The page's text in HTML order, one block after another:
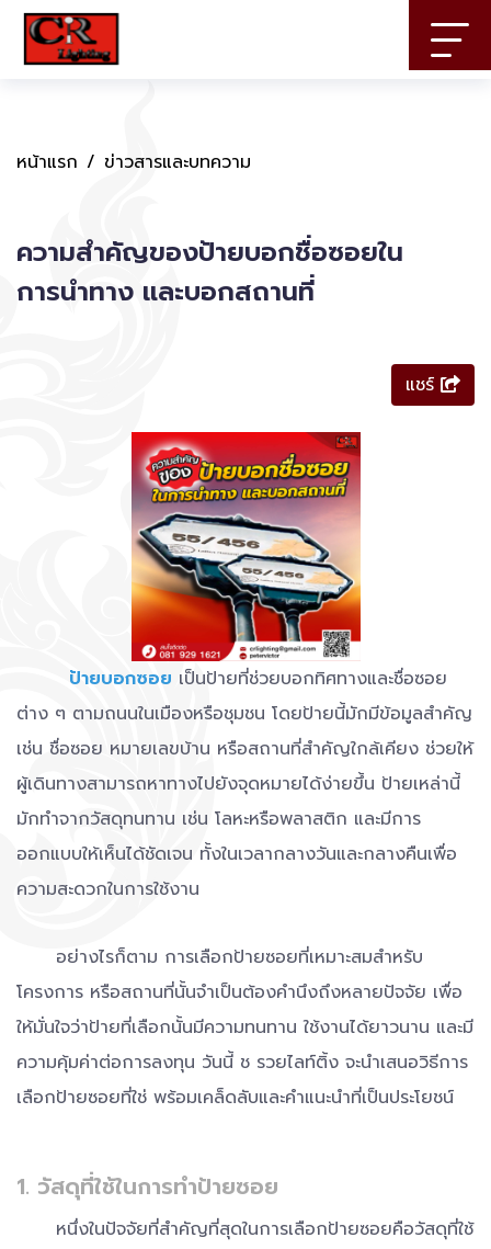
หน้าแรก ข่าวสารและบทความ
ความสำคัญของป้ายบอกชื่อซอยใน
การนำทาง และบอกสถานที่
แชร์
ป้ายบอกซอย เป็นป้ายที่ช่วยบอกทิศทางและชื่อซอย
ต่าง ๆ ตามถนนในเมืองหรือชุมชน โดยป้ายนี้มักมีข้อมูลสำคัญ
เช่น ชื่อซอย หมายเลขบ้าน หรือสถานที่สำคัญใกล้เคียง ช่วยให้
ผู้เดินทางสามารถหาทางไปยังจุดหมายได้ง่ายขึ้น ป้ายเหล่านี้
มักทำจากวัสดุทนทาน เช่น โลหะหรือพลาสติก และมีการ
ออกแบบให้เห็นได้ชัดเจน ทั้งในเวลากลางวันและกลางคืนเพื่อ
ความสะดวกในการใช้งาน
อย่างไรก็ตาม การเลือกป้ายซอยที่เหมาะสมสำหรับ
โครงการ หรือสถานที่นั้นจำเป็นต้องคำนึงถึงหลายปัจจัย เพื่อ
ให้มั่นใจว่าป้ายที่เลือกนั้นมีความทนทาน ใช้งานได้ยาวนาน และมี
ความคุ้มค่าต่อการลงทุน วันนี้ ช รวยไลท์ติ้ง จะนำเสนอวิธีการ
เลือกป้ายซอยที่ใช่ พร้อมเคล็ดลับและคำแนะนำที่เป็นประโยชน์
1. วัสดุที่ใช้ในการทำป้ายซอย
หนึ่งในปัจจัยที่สำคัญที่สุดในการเลือกป้ายซอยคือวัสดุที่ใช้